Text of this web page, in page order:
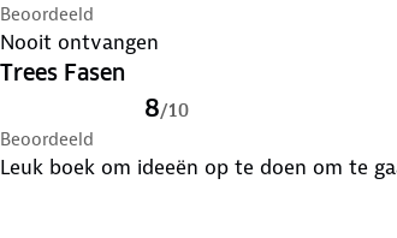
Beoordeeld
Nooit ontvangen
Trees Fasen
8/10
Beoordeeld
Leuk boek om ideeën op te doen om te